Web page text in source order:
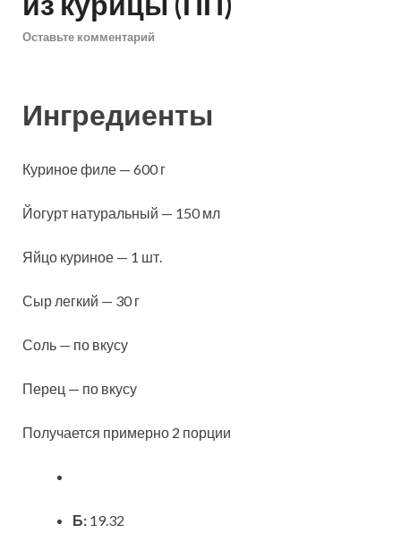
Оставьте комментарий
Ингредиенты
Куриное филе — 600 г
Йогурт натуральный — 150 мл
Яйцо куриное — 1 шт.
Сыр легкий — 30 г
Соль — по вкусу
Перец — по вкусу
Получается примерно 2 порции
Б: 19.32